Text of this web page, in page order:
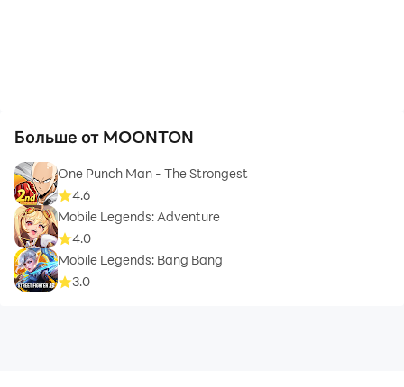
Больше от MOONTON
One Punch Man - The Strongest
4.6
Mobile Legends: Adventure
4.0
Mobile Legends: Bang Bang
3.0